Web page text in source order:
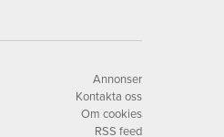
Annonser
Kontakta oss
Om cookies
RSS feed